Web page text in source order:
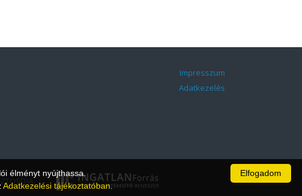
Impresszum
Adatkezelés
Elfogadom
élményt nyújthassa.
Adatkezelési tájékoztatóban.